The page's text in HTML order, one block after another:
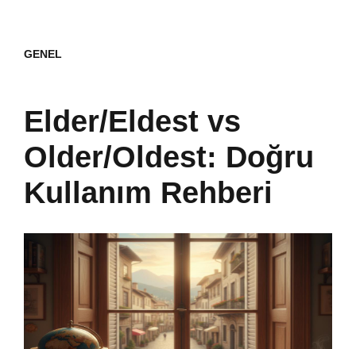
GENEL
Elder/Eldest vs
Older/Oldest: Doğru
Kullanım Rehberi